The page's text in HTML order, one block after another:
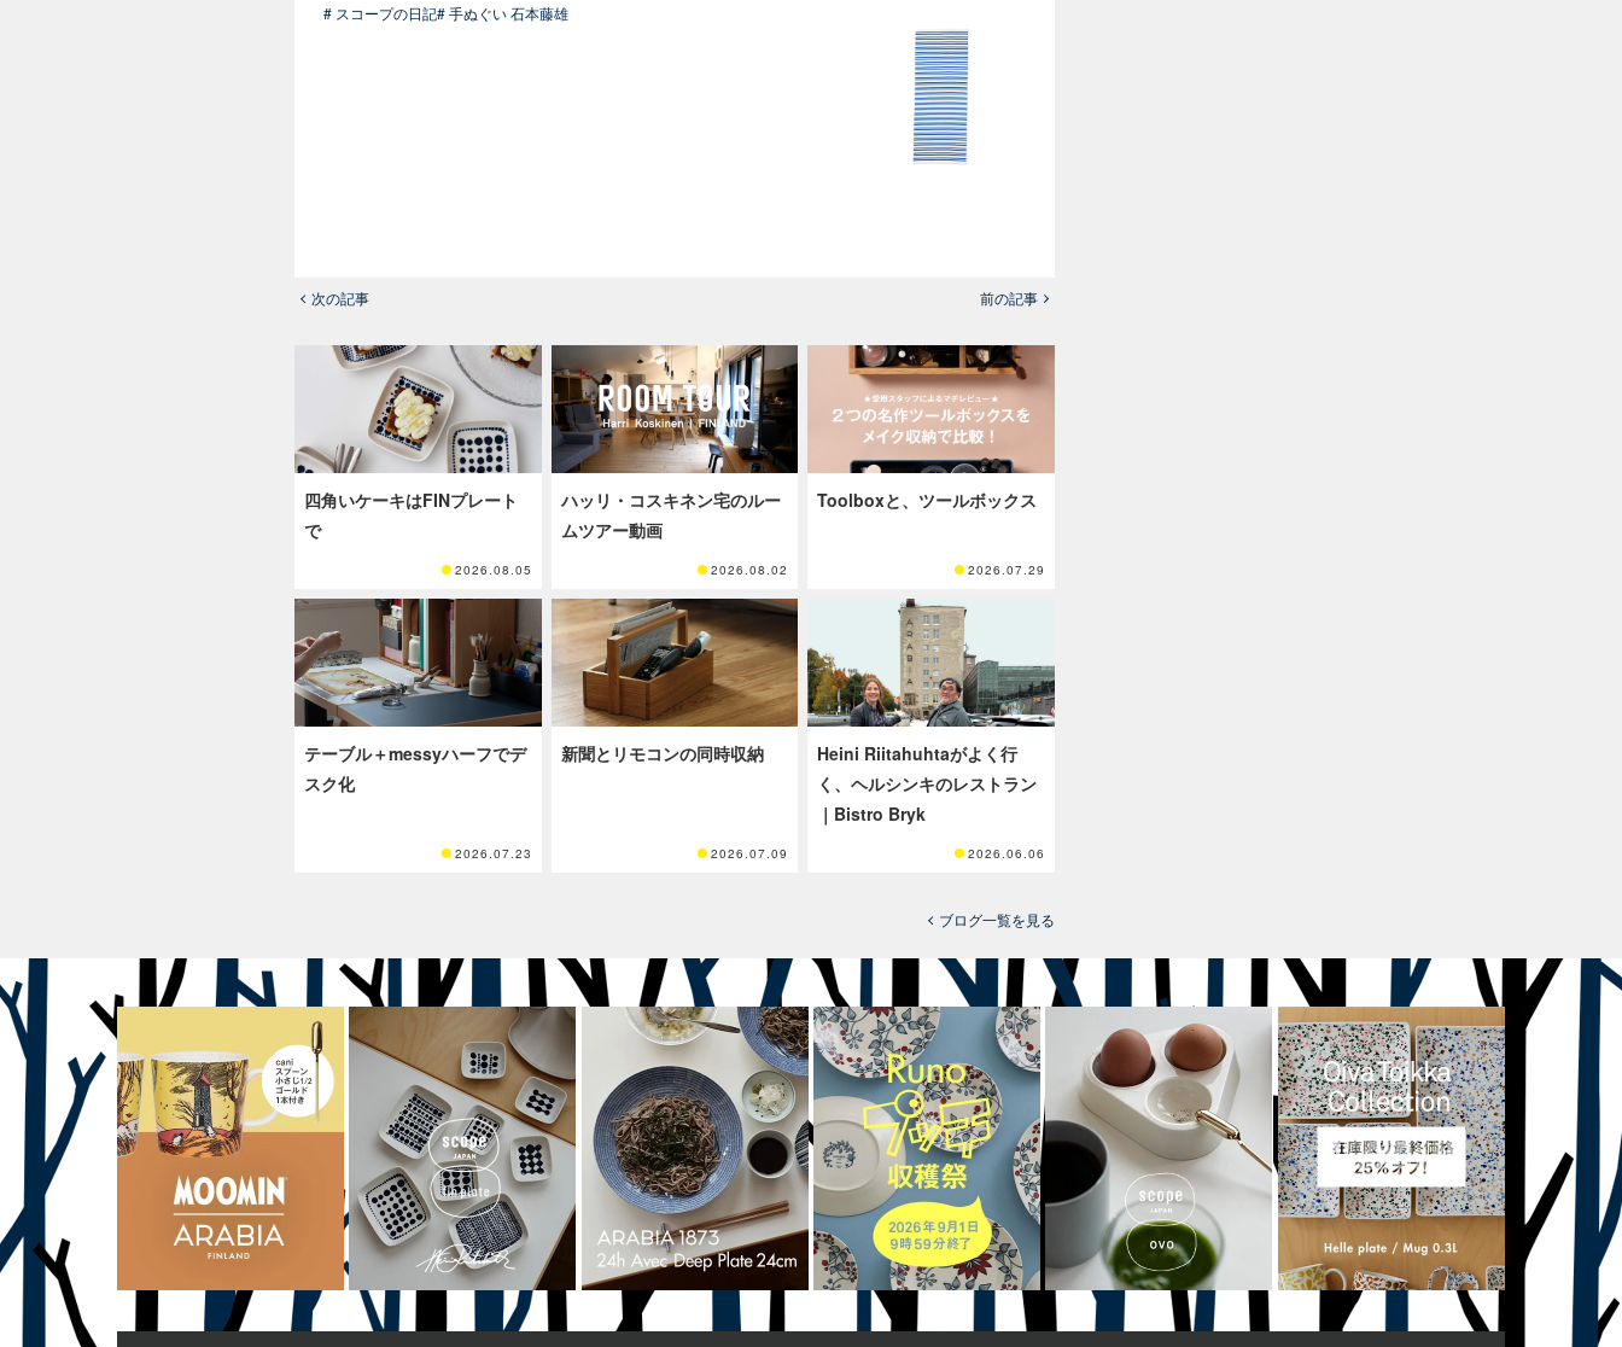
# スコープの日記# 手ぬぐい 石本藤雄
次の記事 前の記事
四角いケーキはFINプレート
で
2026.08.05
ハッリ・コスキネン宅のルー
ムツアー動画
2026.08.02
Toolboxと、ツールボックス
2026.07.29
テーブル＋messyハーフでデ
スク化
2026.07.23
新聞とリモコンの同時収納
2026.07.09
Heini Riitahuhtaがよく行
く、ヘルシンキのレストラン
｜Bistro Bryk
2026.06.06
ブログ一覧を見る